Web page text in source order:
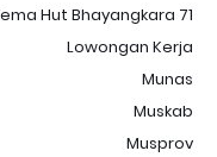
Hut Bhayangkara 71
Lowongan Kerja
Munas
Muskab
Musprov